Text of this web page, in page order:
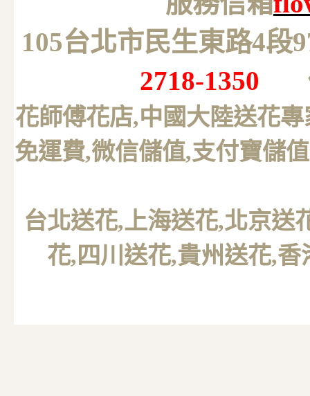
105台北市民生東路4
2718-1350
花師傅花店,中國大陸送花
免運費,微信儲值,支付寶儲
台北送花,上海送花,北京送
花,四川送花,貴州送花,